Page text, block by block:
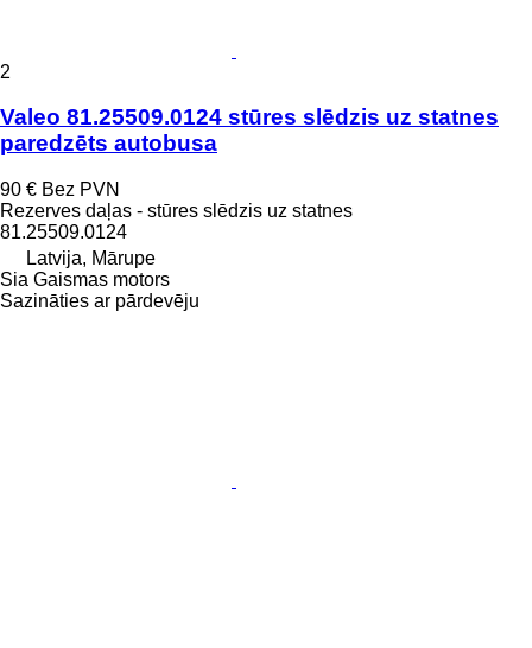
2
Valeo 81.25509.0124 stūres slēdzis uz statnes
paredzēts autobusa
90 € Bez PVN
Rezerves daļas - stūres slēdzis uz statnes
81.25509.0124
Latvija, Mārupe
Sia Gaismas motors
Sazināties ar pārdevēju